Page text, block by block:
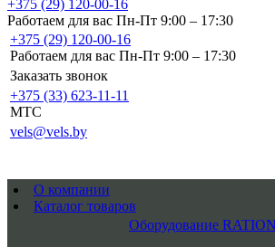
+375 (29) 120-00-16
Работаем для вас Пн-Пт 9:00 – 17:30
+375 (29) 120-00-16
Работаем для вас Пн-Пт 9:00 – 17:30
Заказать звонок
+375 (33) 623-11-11
MTC
vels@vels.by
О компании
Каталог товаров
Оборудование